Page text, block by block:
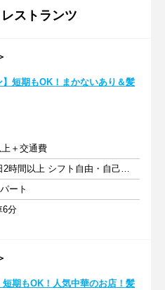
ストランツ
】短期もOK！まかないあり＆髪
＋交通費
週1日以上 1日2時間以上 シフト自由・自己申告
ート
6分
短期もOK！人気中華のお店！髪